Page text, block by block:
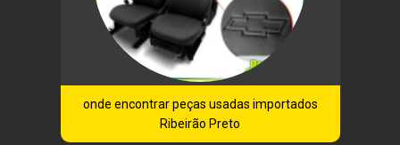
onde encontrar peças usadas importados
Ribeirão Preto